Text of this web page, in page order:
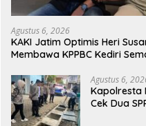
Agustus 6, 2026
KAKI Jatim Optimis Heri
Membawa KPPBC Kediri
Agustus 6,
Kapolresta
Cek Dua